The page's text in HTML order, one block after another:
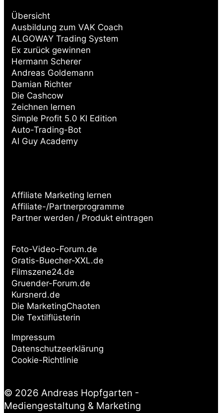
Übersicht
Ausbildung zum VAK Coach
ALGOWAY Trading System
Ex zurück gewinnen
Hermann Scherer
Andreas Goldemann
Damian Richter
Die Cashcow
Zeichnen lernen
Simple Profit 5.0 KI Edition
Auto-Trading-Bot
AI Guy Academy
Affiliate Marketing lernen
Affiliate-/Partnerprogramme
Partner werden / Produkt eintragen
Foto-Video-Forum.de
Gratis-Buecher-XXL.de
Filmszene24.de
Gruender-Forum.de
Kursnerd.de
Die MarketingChaoten
Die Textilflüsterin
Impressum
Datenschutzeerklärung
Cookie-Richtlinie
© 2026 Andreas Hopfgarten -
Mediengestaltung & Marketing